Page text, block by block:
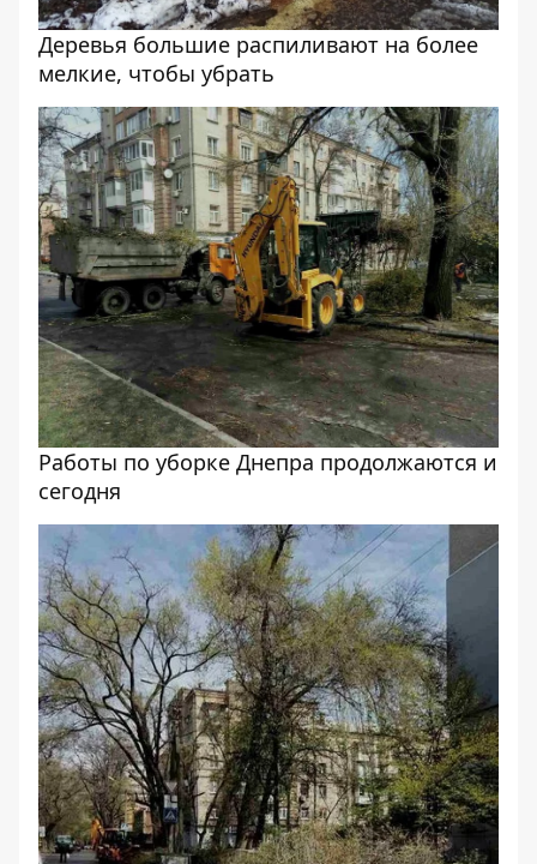
Деревья большие распиливают на более
мелкие, чтобы убрать
Работы по уборке Днепра продолжаются и
сегодня